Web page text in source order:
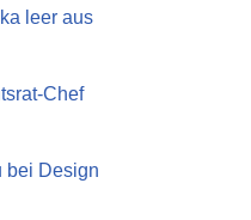
leer aus
Chef
bei Design